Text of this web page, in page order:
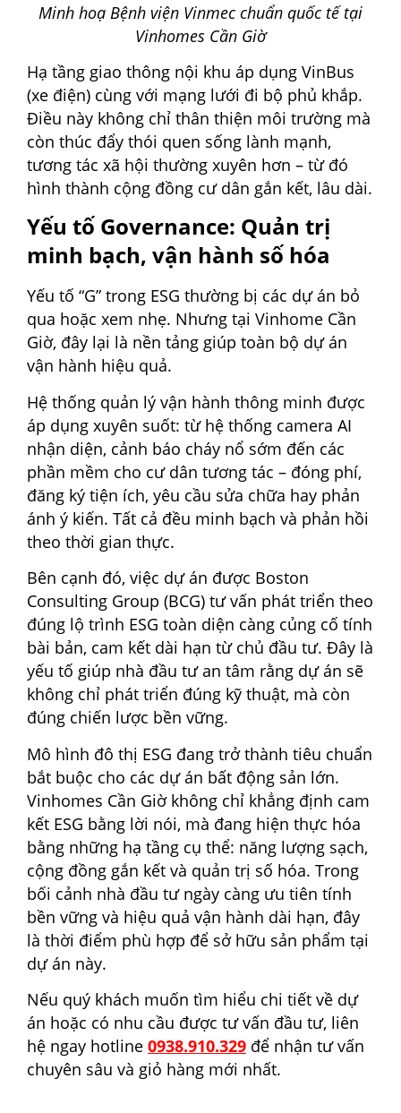
Minh hoạ Bệnh viện Vinmec chuẩn quốc tế tại
Vinhomes Cần Giờ
Hạ tầng giao thông nội khu áp dụng VinBus
(xe điện) cùng với mạng lưới đi bộ phủ khắp.
Điều này không chỉ thân thiện môi trường mà
còn thúc đẩy thói quen sống lành mạnh,
tương tác xã hội thường xuyên hơn – từ đó
hình thành cộng đồng cư dân gắn kết, lâu dài.
Yếu tố Governance: Quản trị
minh bạch, vận hành số hóa
Yếu tố “G” trong ESG thường bị các dự án bỏ
qua hoặc xem nhẹ. Nhưng tại Vinhome Cần
Giờ, đây lại là nền tảng giúp toàn bộ dự án
vận hành hiệu quả.
Hệ thống quản lý vận hành thông minh được
áp dụng xuyên suốt: từ hệ thống camera AI
nhận diện, cảnh báo cháy nổ sớm đến các
phần mềm cho cư dân tương tác – đóng phí,
đăng ký tiện ích, yêu cầu sửa chữa hay phản
ánh ý kiến. Tất cả đều minh bạch và phản hồi
theo thời gian thực.
Bên cạnh đó, việc dự án được Boston
Consulting Group (BCG) tư vấn phát triển theo
đúng lộ trình ESG toàn diện càng củng cố tính
bài bản, cam kết dài hạn từ chủ đầu tư. Đây là
yếu tố giúp nhà đầu tư an tâm rằng dự án sẽ
không chỉ phát triển đúng kỹ thuật, mà còn
đúng chiến lược bền vững.
Mô hình đô thị ESG đang trở thành tiêu chuẩn
bắt buộc cho các dự án bất động sản lớn.
Vinhomes Cần Giờ không chỉ khẳng định cam
kết ESG bằng lời nói, mà đang hiện thực hóa
bằng những hạ tầng cụ thể: năng lượng sạch,
cộng đồng gắn kết và quản trị số hóa. Trong
bối cảnh nhà đầu tư ngày càng ưu tiên tính
bền vững và hiệu quả vận hành dài hạn, đây
là thời điểm phù hợp để sở hữu sản phẩm tại
dự án này.
Nếu quý khách muốn tìm hiểu chi tiết về dự
án hoặc có nhu cầu được tư vấn đầu tư, liên
hệ ngay hotline 0938.910.329 để nhận tư vấn
chuyên sâu và giỏ hàng mới nhất.